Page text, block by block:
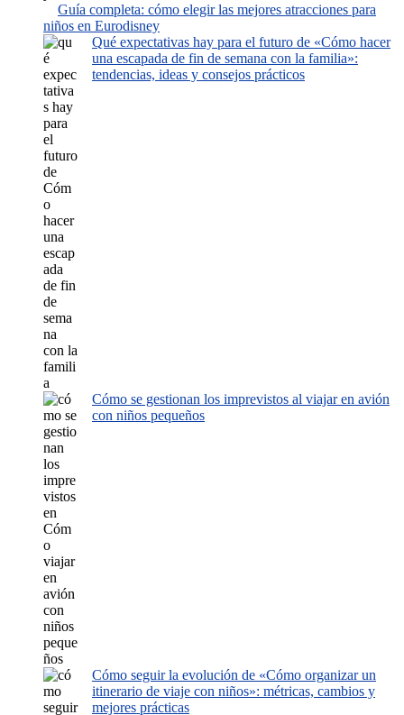
Guía completa: cómo elegir las mejores atracciones para
niños en Eurodisney
Qué expectativas hay para el futuro de «Cómo hacer
una escapada de fin de semana con la familia»:
tendencias, ideas y consejos prácticos
Cómo se gestionan los imprevistos al viajar en avión
con niños pequeños
Cómo seguir la evolución de «Cómo organizar un
itinerario de viaje con niños»: métricas, cambios y
mejores prácticas